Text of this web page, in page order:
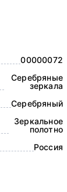
00000072
Серебряные
зеркала
Серебряный
Зеркальное
полотно
Россия